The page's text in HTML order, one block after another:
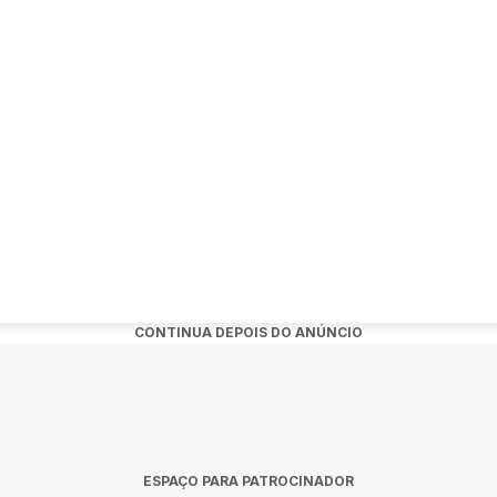
CONTINUA DEPOIS DO ANÚNCIO
ESPAÇO PARA PATROCINADOR